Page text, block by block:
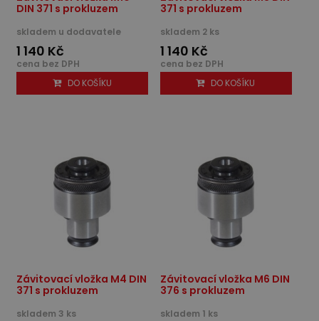
DIN 371 s prokluzem
skladem u dodavatele
1 140 Kč
cena bez DPH
DO KOŠÍKU
371 s prokluzem
skladem 2 ks
1 140 Kč
cena bez DPH
DO KOŠÍKU
Závitovací vložka M4 DIN
371 s prokluzem
skladem 3 ks
Závitovací vložka M6 DIN
376 s prokluzem
skladem 1 ks